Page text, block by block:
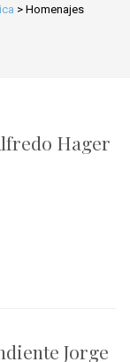
> Homenajes
Hager
Jorge